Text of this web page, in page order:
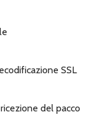
SSL
del pacco